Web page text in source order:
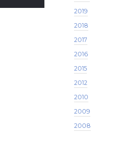
2019
2018
2017
2016
2015
2012
2010
2009
2008